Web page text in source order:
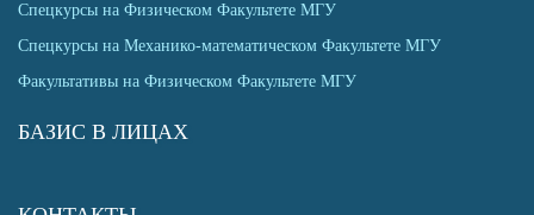
Спецкурсы на Физическом Факультете МГУ
Спецкурсы на Механико-математическом Факультете МГУ
Факультативы на Физическом Факультете МГУ
БАЗИС В ЛИЦАХ